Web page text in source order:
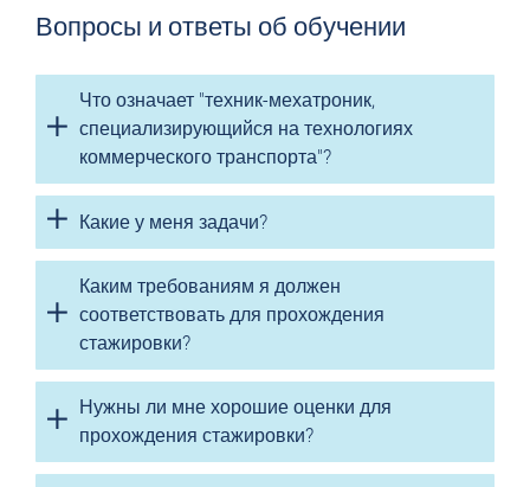
ПРОФЕССИЯМ
Вопросы и ответы об обучении
Что означает "техник-мехатроник,
специализирующийся на технологиях
коммерческого транспорта"?
Какие у меня задачи?
Каким требованиям я должен
соответствовать для прохождения
стажировки?
Нужны ли мне хорошие оценки для
прохождения стажировки?